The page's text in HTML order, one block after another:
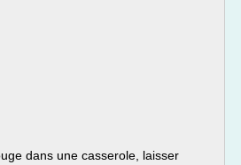
dans une casserole, laisser